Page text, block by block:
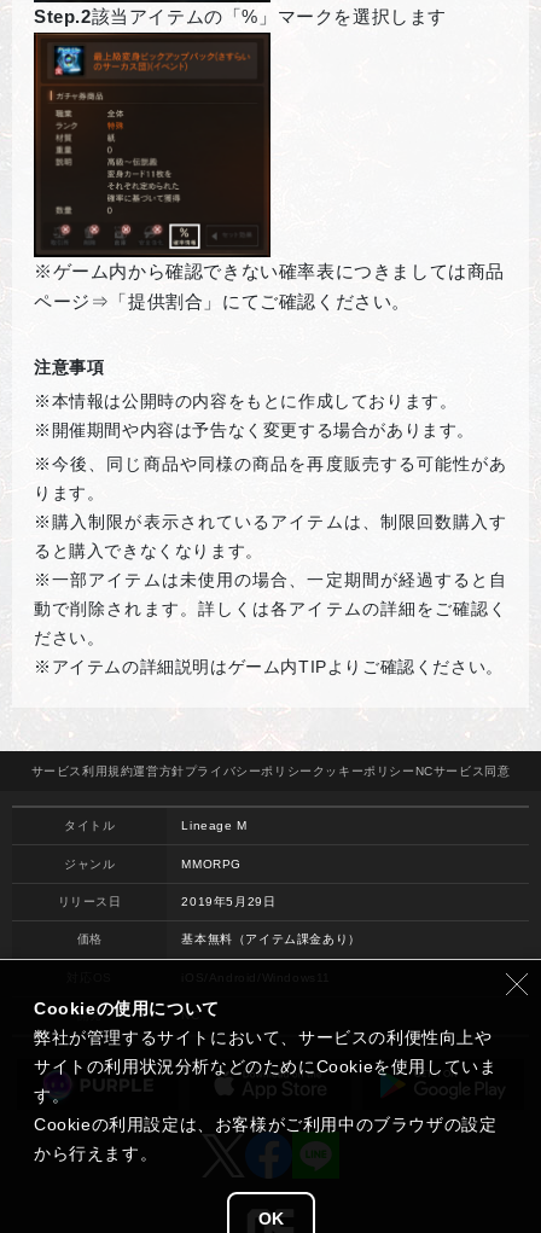
Step.2該当アイテムの「%」マークを選択します
※ゲーム内から確認できない確率表につきましては商品
ページ⇒「提供割合」にてご確認ください。
注意事項
※本情報は公開時の内容をもとに作成しております。
※開催期間や内容は予告なく変更する場合があります。
※今後、同じ商品や同様の商品を再度販売する可能性があ
ります。
※購入制限が表示されているアイテムは、制限回数購入す
ると購入できなくなります。
※一部アイテムは未使用の場合、一定期間が経過すると自
動で削除されます。詳しくは各アイテムの詳細をご確認く
ださい。
※アイテムの詳細説明はゲーム内TIPよりご確認ください。
サービス 利用規約運営方針プライバシーポリシー クッキーポリシーNCサービス 同意
タイトル Lineage M
ジャンル MMORPG
リリース日 2019年5月29日
価格 基本無料（アイテム課金あり）
開発 NC
Cookieの使用について
弊社が管理するサイトにおいて、サービスの利便性向上や
サイトの利用状況分析などのためにCookieを使用していま
す。
Cookieの利用設定は、お客様がご利用中のブラウザの設定
から行えます。
OK